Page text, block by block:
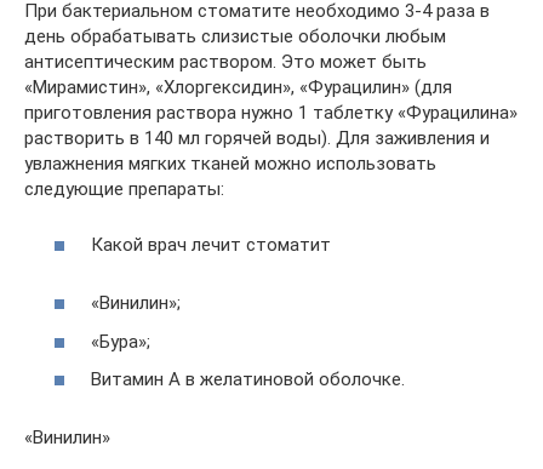
При бактериальном стоматите необходимо 3-4 раза в
день обрабатывать слизистые оболочки любым
антисептическим раствором. Это может быть
«Мирамистин», «Хлоргексидин», «Фурацилин» (для
приготовления раствора нужно 1 таблетку «Фурацилина»
растворить в 140 мл горячей воды). Для заживления и
увлажнения мягких тканей можно использовать
следующие препараты:
Какой врач лечит стоматит
«Винилин»;
«Бура»;
Витамин A в желатиновой оболочке.
«Винилин»